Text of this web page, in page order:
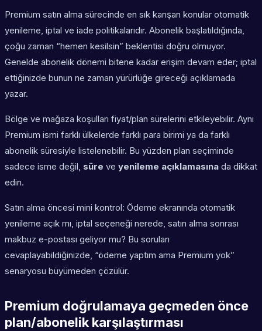
Premium satın alma sürecinde en sık karışan konular otomatik
yenileme, iptal ve iade politikalarıdır. Abonelik başlatıldığında,
çoğu zaman “hemen kesilsin” beklentisi doğru olmuyor.
Genelde abonelik dönemi bitene kadar erişim devam eder; iptal
ettiğinizde bunun ne zaman yürürlüğe gireceği açıklamada
yazar.
Bölge ve mağaza koşulları fiyat/plan sürelerini etkileyebilir. Aynı
Premium ismi farklı ülkelerde farklı para birimi ya da farklı
abonelik süresiyle listelenebilir. Bu yüzden plan seçiminde
sadece isme değil, süre ve yenileme açıklamasına da dikkat
edin.
Satın alma öncesi mini kontrol: Ödeme ekranında otomatik
yenileme açık mı, iptal seçeneği nerede, satın alma sonrası
makbuz e-postası geliyor mu? Bu soruları
cevaplayabildiğinizde, “ödeme yaptım ama Premium yok”
senaryosu büyümeden çözülür.
Premium doğrulamaya geçmeden önce
plan/abonelik karşılaştırması